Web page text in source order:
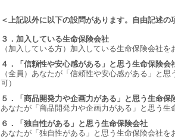
＜上記以外に以下の設問があります。自由記述の
３．加入している生命保険会社
（加入している方）加入している生命保険会社
４．「信頼性や安心感がある」と思う生命保険会
（全員）あなたが「信頼性や安心感がある」と
可）
５．「商品開発力や企画力がある」と思う生命保
あなたが「商品開発力や企画力がある」と思う
６．「独自性がある」と思う生命保険会社
あなたが「独自性がある」と思う生命保険会社を